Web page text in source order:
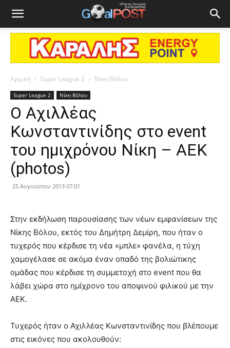
Αρχική Super League 2 Νίκη Βόλου
Super League 2 Νίκη Βόλου
Ο Αχιλλέας
Κωνσταντινίδης στο event
του ημιχρόνου Νίκη – ΑΕΚ
(photos)
25 Αυγούστου 2013 07:01
Στην εκδήλωση παρουσίασης των νέων εμφανίσεων της
Νίκης Βόλου, εκτός του Δημήτρη Δεμίρη, που ήταν ο
τυχερός που κέρδισε τη νέα «μπλε» φανέλα, η τύχη
χαμογέλασε σε ακόμα έναν οπαδό της βολιώτικης
ομάδας που κέρδισε τη συμμετοχή στο event που θα
λάβει χώρα στο ημίχρονο του αποψινού φιλικού με την
ΑΕΚ.
Τυχερός ήταν ο Αχιλλέας Κωνσταντινίδης που βλέπουμε
στις εικόνες που ακολουθούν: